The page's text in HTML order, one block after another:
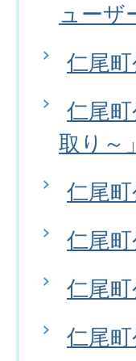
ューザ
仁尾
仁尾
取り～」
仁尾
仁尾
仁尾
仁尾町